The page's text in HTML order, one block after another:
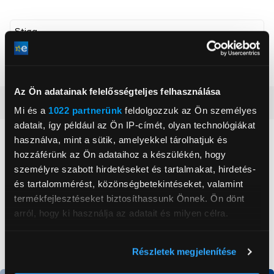
Az Ön adatainak felelősségteljes felhasználása
Mi és a 1022 partnerünk feldolgozzuk az Ön személyes
adatait, így például az Ön IP-címét, olyan technológiákat
használva, mint a sütik, amelyekkel tárolhatjuk és
hozzáférünk az Ön adataihoz a készülékén, hogy
személyre szabott hirdetéseket és tartalmakat, hirdetés-
és tartalommérést, közönségbetekintéseket, valamint
termékfejlesztéseket biztosíthassunk Önnek. Ön dönt
arról, hogy ki használja az adatait és milyen célra.
Részletek megjelenítése
Stiga
, ,
Neked ajánljuk